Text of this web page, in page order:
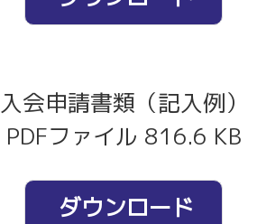
入会申請書類（記入例）
PDFファイル 816.6 KB
ダウンロード